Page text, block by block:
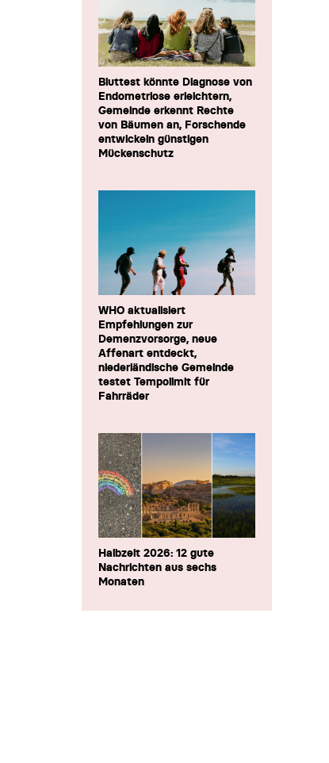
Bluttest könnte Diagnose von
Endometriose erleichtern,
Gemeinde erkennt Rechte
von Bäumen an, Forschende
entwickeln günstigen
Mückenschutz
WHO aktualisiert
Empfehlungen zur
Demenzvorsorge, neue
Affenart entdeckt,
niederländische Gemeinde
testet Tempolimit für
Fahrräder
Halbzeit 2026: 12 gute
Nachrichten aus sechs
Monaten